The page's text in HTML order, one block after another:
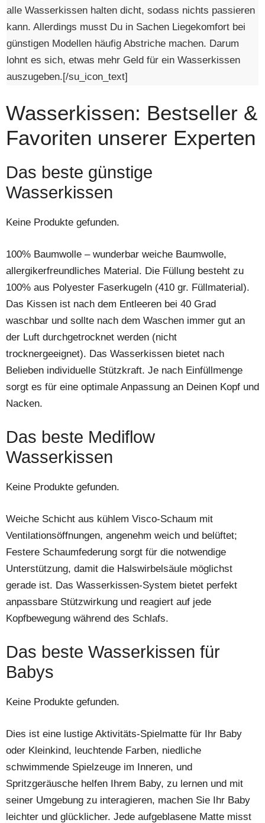
alle Wasserkissen halten dicht, sodass nichts passieren
kann. Allerdings musst Du in Sachen Liegekomfort bei
günstigen Modellen häufig Abstriche machen. Darum
lohnt es sich, etwas mehr Geld für ein Wasserkissen
auszugeben.[/su_icon_text]
Wasserkissen: Bestseller &
Favoriten unserer Experten
Das beste günstige
Wasserkissen
Keine Produkte gefunden.
100% Baumwolle – wunderbar weiche Baumwolle,
allergikerfreundliches Material. Die Füllung besteht zu
100% aus Polyester Faserkugeln (410 gr. Füllmaterial).
Das Kissen ist nach dem Entleeren bei 40 Grad
waschbar und sollte nach dem Waschen immer gut an
der Luft durchgetrocknet werden (nicht
trocknergeeignet). Das Wasserkissen bietet nach
Belieben individuelle Stützkraft. Je nach Einfüllmenge
sorgt es für eine optimale Anpassung an Deinen Kopf und
Nacken.
Das beste Mediflow
Wasserkissen
Keine Produkte gefunden.
Weiche Schicht aus kühlem Visco-Schaum mit
Ventilationsöffnungen, angenehm weich und belüftet;
Festere Schaumfederung sorgt für die notwendige
Unterstützung, damit die Halswirbelsäule möglichst
gerade ist. Das Wasserkissen-System bietet perfekt
anpassbare Stützwirkung und reagiert auf jede
Kopfbewegung während des Schlafs.
Das beste Wasserkissen für
Babys
Keine Produkte gefunden.
Dies ist eine lustige Aktivitäts-Spielmatte für Ihr Baby
oder Kleinkind, leuchtende Farben, niedliche
schwimmende Spielzeuge im Inneren, und
Spritzgeräusche helfen Ihrem Baby, zu lernen und mit
seiner Umgebung zu interagieren, machen Sie Ihr Baby
leichter und glücklicher. Jede aufgeblasene Matte misst